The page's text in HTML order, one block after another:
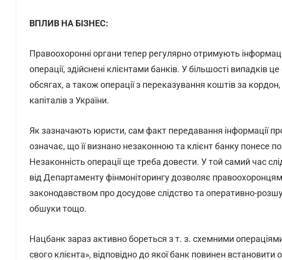
ВПЛИВ НА БІЗНЕС:
Правоохоронні органи тепер регулярно отримують
операції, здійснені клієнтами банків. У більшості випадків
обсягах, а також операції з переказування коштів за
капіталів з України.
Як зазначають юристи, сам факт передавання інформації
означає, що її визнано незаконною та клієнт банку понесе
Незаконність операції ще треба довести. У той самий час
від Департаменту фінмоніторингу дозволяє правоохоронцям
законодавством про досудове слідство та оперативно-
обшуки тощо.
Нацбанк зараз активно бореться з т. з. схемними
свого клієнта», відповідно до якої банк повинен